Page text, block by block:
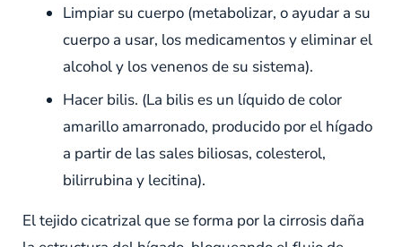
Limpiar su cuerpo (metabolizar, o ayudar a su
cuerpo a usar, los medicamentos y eliminar el
alcohol y los venenos de su sistema).
Hacer bilis. (La bilis es un líquido de color
amarillo amarronado, producido por el hígado
a partir de las sales biliosas, colesterol,
bilirrubina y lecitina).
El tejido cicatrizal que se forma por la cirrosis daña